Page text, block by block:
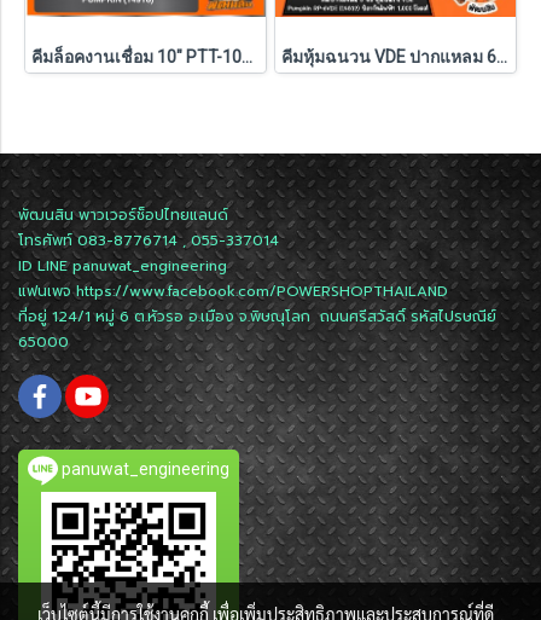
คีมล็อคงานเชื่อม 10″ PTT-10W PTT-10W PUMPKIN (14918) คีมหุ้มฉนวน VDE ปากแหลม 6 นิ้ว 1000V Pumpkin-pro (14812)
พัฒนสิน พาวเวอร์ช็อปไทยแลนด์
โทรศัพท์ 083-8776714 , 055-337014
ID LINEpanuwat_engineering
แฟนเพจhttps://www.facebook.com/POWERSHOPTHAILAND
ที่อยู่ 124/1 หมู่ 6 ต.หัวรอ อ.เมือง จ.พิษณุโลก ถนนศรีสวัสดิ์ รหัสไปรษณีย์
65000
panuwat_engineering
เว็บไซต์นี้มีการใช้งานคุกกี้ เพื่อเพิ่มประสิทธิภาพและประสบการณ์ที่ดี